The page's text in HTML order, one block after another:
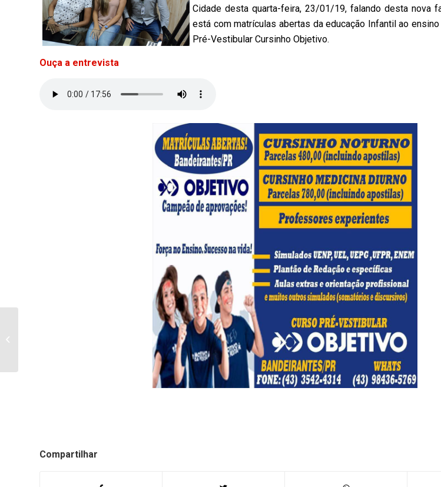
Cidade desta quarta-feira, 23/01/19, falando desta nova
está com matrículas abertas da educação Infantil ao
Pré-Vestibular Cursinho Objetivo.
Ouça a entrevista
Compartilhar